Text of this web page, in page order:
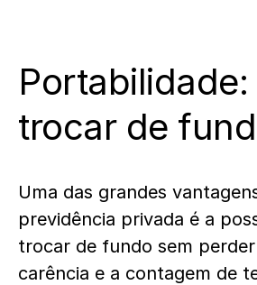
trocar de
Uma das grandes
previdência privada é a
trocar de fundo sem
carência e a contagem de